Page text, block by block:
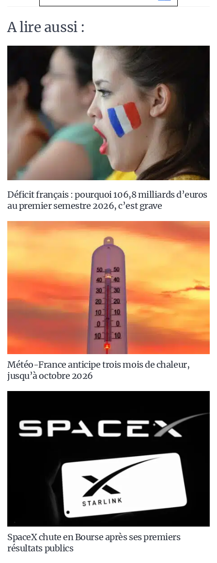
A lire aussi :
Déficit français : pourquoi 106,8 milliards d’euros
au premier semestre 2026, c’est grave
Météo-France anticipe trois mois de chaleur,
jusqu’à octobre 2026
SpaceX chute en Bourse après ses premiers
résultats publics